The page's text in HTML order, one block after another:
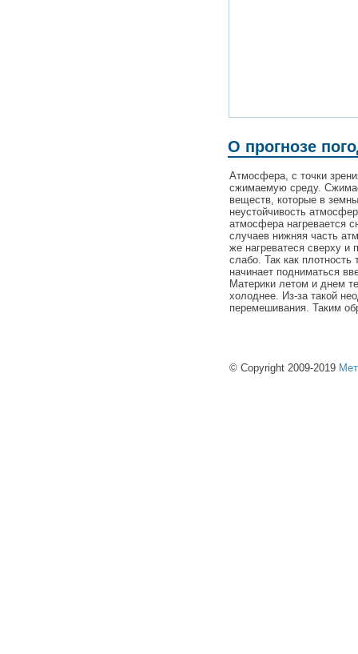
О прогнозе
Атмосфера, с точки
сжимаемую среду.
веществ, которые в
неустойчивость
атмосфера нагревается
случаев нижняя часть
же нагреватеся сверху и
слабо. Так как
начинает подниматься
Материки летом и днем
холоднее. Из-за такой
перемешивания. Таким
© Copyright 2009-2019